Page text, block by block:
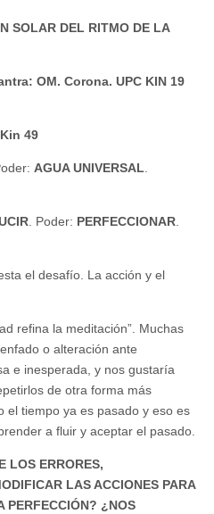
SOLAR DEL RITMO DE LA
OM. Corona. UPC KIN 19
49
AGUA UNIVERSAL
. Poder: PERFECCIONAR
el desafío. La acción y el
refina la meditación”. Muchas
o alteración ante
e inesperada, y nos gustaría
de otra forma más
el tiempo ya es pasado y eso es
a fluir y aceptar el pasado.
LOS ERRORES,
LAS ACCIONES PARA
PERFECCIÓN? ¿NOS